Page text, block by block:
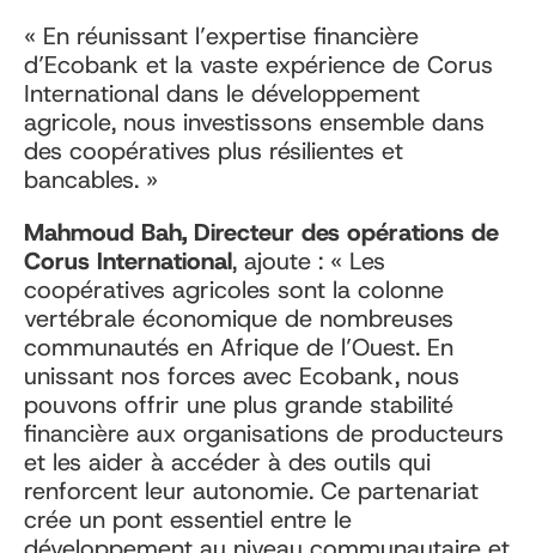
« En réunissant l’expertise financière
d’Ecobank et la vaste expérience de Corus
International dans le développement
agricole, nous investissons ensemble dans
des coopératives plus résilientes et
bancables. »
Mahmoud Bah, Directeur des opérations de
Corus International, ajoute : « Les
coopératives agricoles sont la colonne
vertébrale économique de nombreuses
communautés en Afrique de l’Ouest. En
unissant nos forces avec Ecobank, nous
pouvons offrir une plus grande stabilité
financière aux organisations de producteurs
et les aider à accéder à des outils qui
renforcent leur autonomie. Ce partenariat
crée un pont essentiel entre le